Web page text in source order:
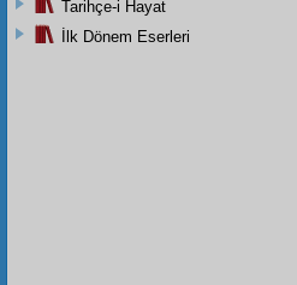
Tarihçe-i Hayat
İlk Dönem Eserleri